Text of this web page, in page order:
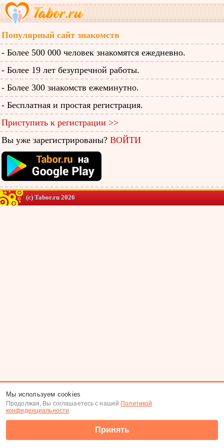
Популярный сайт знакомств
- Более 500 000 человек знакомятся ежедневно.
- Более 19 лет безупречной работы.
- Более 300 знакомств ежеминутно.
- Бесплатная и простая регистрация.
Приступить к регистрации >>
Вы уже зарегистрированы? ВОЙТИ
(c) Tabor.ru 2026
Мы используем cookies
Продолжая, Вы соглашаетесь с нашей Политикой
конфиденциальности.
Принять